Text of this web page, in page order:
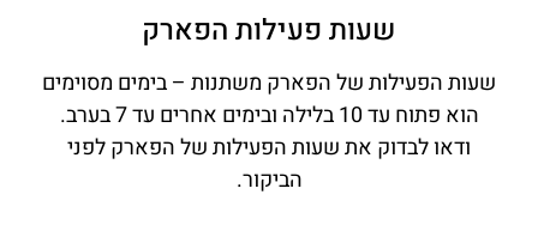
שעות פעילות הפארק
שעות הפעילות של הפארק משתנות – בימים מסוימים
הוא פתוח עד 10 בלילה ובימים אחרים עד 7 בערב.
ודאו לבדוק את שעות הפעילות של הפארק לפני
הביקור.